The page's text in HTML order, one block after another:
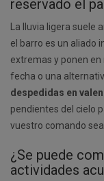
reservado el
La lluvia ligera suele
el barro es un aliado
extremas y ponen
fecha o una
despedidas en
pendientes del cielo
vuestro comando
¿Se puede
actividades